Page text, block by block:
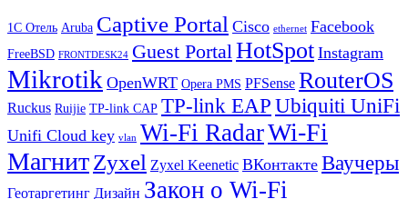
1С Отель Aruba Captive Portal Cisco ethernet Facebook
FreeBSD FRONTDESK24 Guest PortalHotSpot Instagram
Mikrotik OpenWRT Opera PMS PFSense RouterOS
Ruckus Ruijie TP-link CAP TP-link EAP Ubiquiti UniFi
Unifi Cloud key vlan Wi-Fi RadarWi-Fi
МагнитZyxel Zyxel Keenetic ВКонтакте Ваучеры
Геотаргетинг Дизайн Закон о Wi-Fi